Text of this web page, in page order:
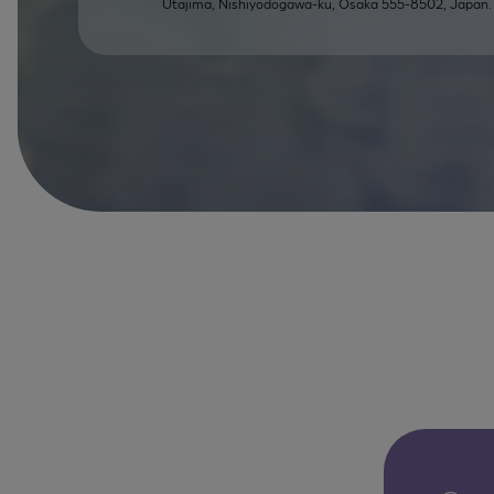
Utajima, Nishiyodogawa-ku, Osaka 555-8502, Japan.